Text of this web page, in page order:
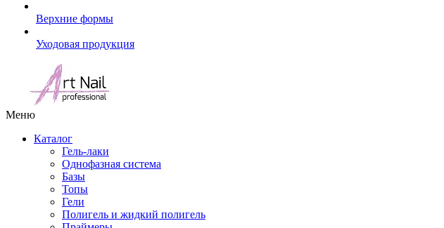
Верхние формы
Уходовая продукция
Меню
Каталог
Гель-лаки
Однофазная система
Базы
Топы
Гели
Полигель и жидкий полигель